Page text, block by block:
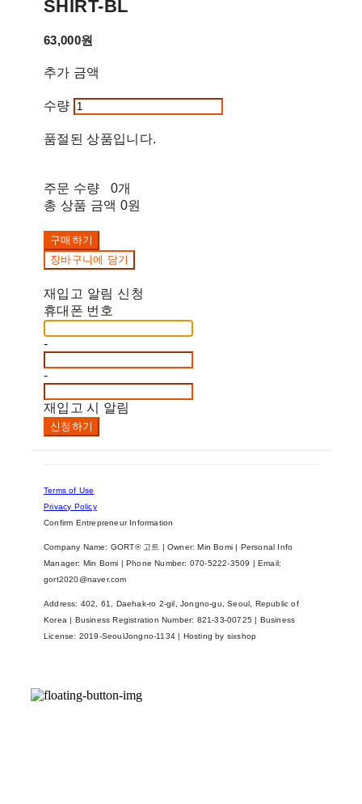
SHIRT-BL
63,000원
추가 금액
수량
품절된 상품입니다.
주문 수량
0개
총 상품 금액 0원
구매하기
장바구니에 담기
재입고 알림 신청
휴대폰 번호
-
-
재입고 시 알림
신청하기
Terms of Use
Privacy Policy
Confirm Entrepreneur Information
Company Name: GORT® 고트 | Owner: Min Bomi | Personal Info
Manager: Min Bomi | Phone Number: 070-5222-3509 | Email:
gort2020@naver.com
Address: 402, 61, Daehak-ro 2-gil, Jongno-gu, Seoul, Republic of
Korea | Business Registration Number: 821-33-00725 | Business
License: 2019-SeoulJongno-1134 | Hosting by sixshop